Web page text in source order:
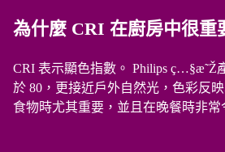
為什麼 CRI 在廚房中很重
CRI 表示顯色指數。 Philips ç…§æ˜Ž
於 80，更接近戶外自然光，色彩反
食物時尤其重要，並且在晚餐時非常